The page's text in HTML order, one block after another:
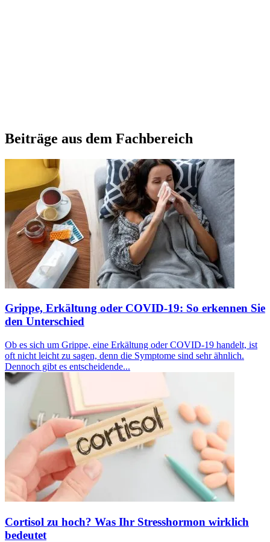
Beiträge aus dem Fachbereich
Grippe, Erkältung oder COVID-19: So erkennen Sie
den Unterschied
Ob es sich um Grippe, eine Erkältung oder COVID-19 handelt, ist
oft nicht leicht zu sagen, denn die Symptome sind sehr ähnlich.
Dennoch gibt es entscheidende...
Cortisol zu hoch? Was Ihr Stresshormon wirklich
bedeutet